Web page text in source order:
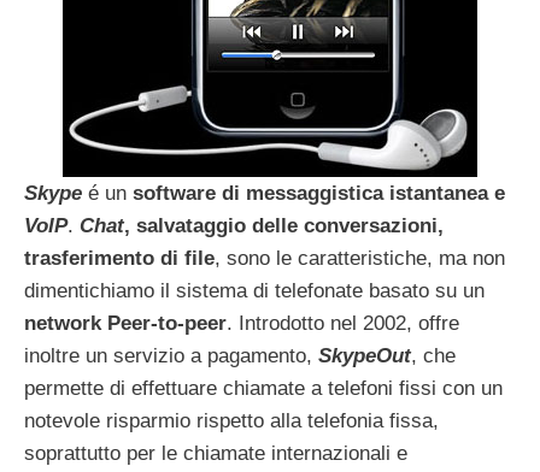
Skype é un software di messaggistica istantanea e
VoIP. Chat, salvataggio delle conversazioni,
trasferimento di file, sono le caratteristiche, ma non
dimentichiamo il sistema di telefonate basato su un
network Peer-to-peer. Introdotto nel 2002, offre
inoltre un servizio a pagamento, SkypeOut, che
permette di effettuare chiamate a telefoni fissi con un
notevole risparmio rispetto alla telefonia fissa,
soprattutto per le chiamate internazionali e